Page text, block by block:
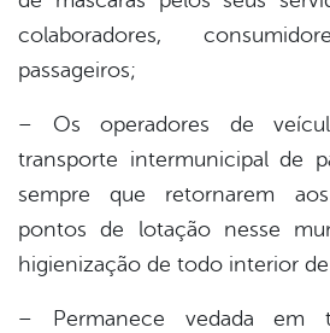
colaboradores,
passageiros;
– Os operadores de
transporte intermunicipal de
sempre que retornarem
pontos de lotação nesse
higienização de todo interior
– Permanece vedada em